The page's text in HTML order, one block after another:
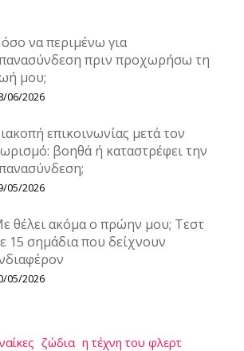
να περιμένω για
πριν προχωρήσω τη
μου;
06/2026
επικοινωνίας μετά τον
βοηθά ή καταστρέφει την
05/2026
θέλει ακόμα ο πρώην μου; Τεστ
15 σημάδια που δείχνουν
05/2026
ζώδια η τέχνη του φλερτ